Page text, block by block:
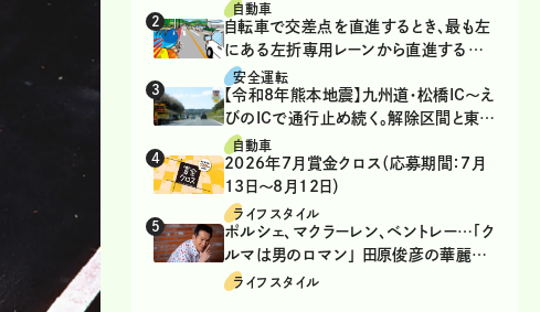
自動車
自転車で交差点を直進するとき、最も左
にある左折専用レーンから直進するの
は、違反？
安全運転
【令和8年熊本地震】九州道・松橋IC～え
びのICで通行止め続く。解除区間と東九
州道の迂回ルート
自動車
2026年7月賞金クロス（応募期間：7月
13日～8月12日）
ライフスタイル
ポルシェ、マクラーレン、ベントレー…「ク
ルマは男のロマン」 田原俊彦の華麗な
る愛車遍歴
ライフスタイル